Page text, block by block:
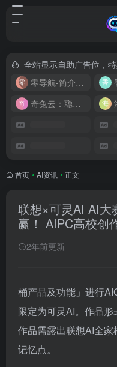
全站显示自助广告位，
零导航-简介实用的网址导航
奇兔云：聪明人的“省”钱计划！
首页 • AI资讯 • 正文
联想×可灵AI AI大
赢！ AIPC高校创
2年前更新
桶产品及功能」进行
限定为可灵AI。作品
作品需露出联想AI全
记忆点。